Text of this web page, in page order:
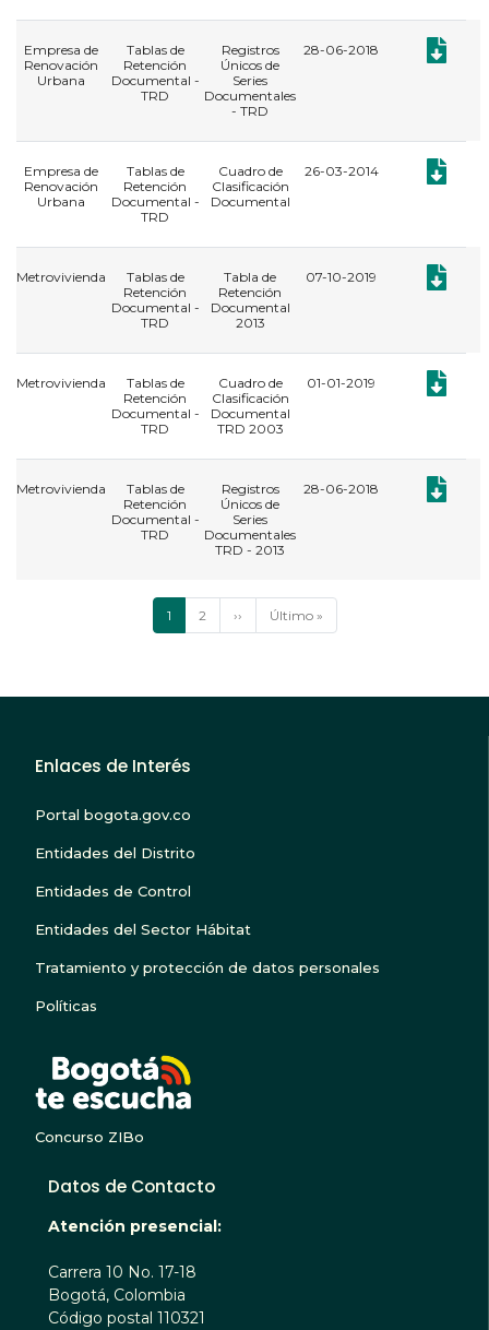
Empresa de
Renovación
Urbana
Tablas de
Retención
Documental -
TRD
Registros
Únicos de
Series
Documentales
- TRD
28-06-2018
Empresa de
Renovación
Urbana
Tablas de
Retención
Documental -
TRD
Cuadro de
Clasificación
Documental
26-03-2014
Metrovivienda
Tablas de
Retención
Documental -
TRD
Tabla de
Retención
Documental
2013
07-10-2019
Metrovivienda
Tablas de
Retención
Documental -
TRD
Cuadro de
Clasificación
Documental
TRD 2003
01-01-2019
Metrovivienda
Tablas de
Retención
Documental -
TRD
Registros
Únicos de
Series
Documentales
TRD - 2013
28-06-2018
Página
actual
1 Página
2
Siguiente
página
››
Última
página
Último »
Enlaces de Interés
Portal bogota.gov.co
Entidades del Distrito
Entidades de Control
Entidades del Sector Hábitat
Tratamiento y protección de datos personales
Políticas
Concurso ZIBo
Datos de Contacto
Atención presencial:
Carrera 10 No. 17-18
Bogotá, Colombia
Código postal 110321